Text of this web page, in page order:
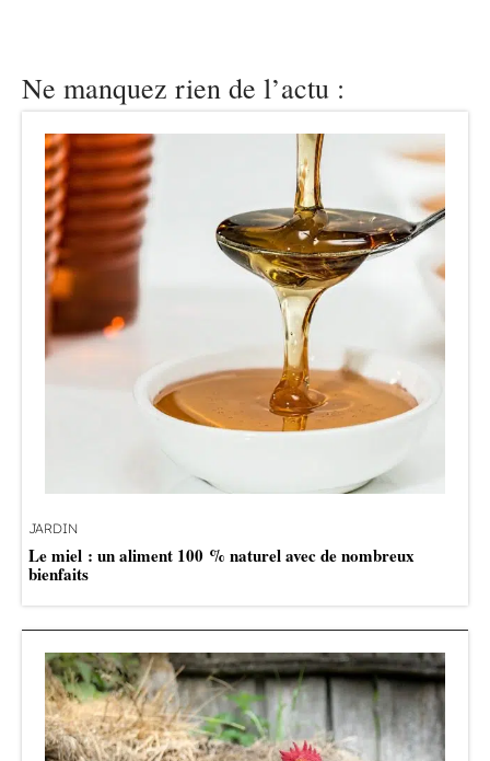
Ne manquez rien de l’actu :
JARDIN
Le miel : un aliment 100 % naturel avec de nombreux
bienfaits